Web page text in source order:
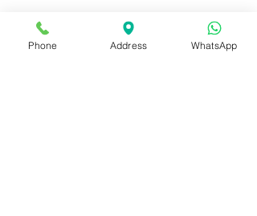
จำนวน
Phone Address WhatsApp